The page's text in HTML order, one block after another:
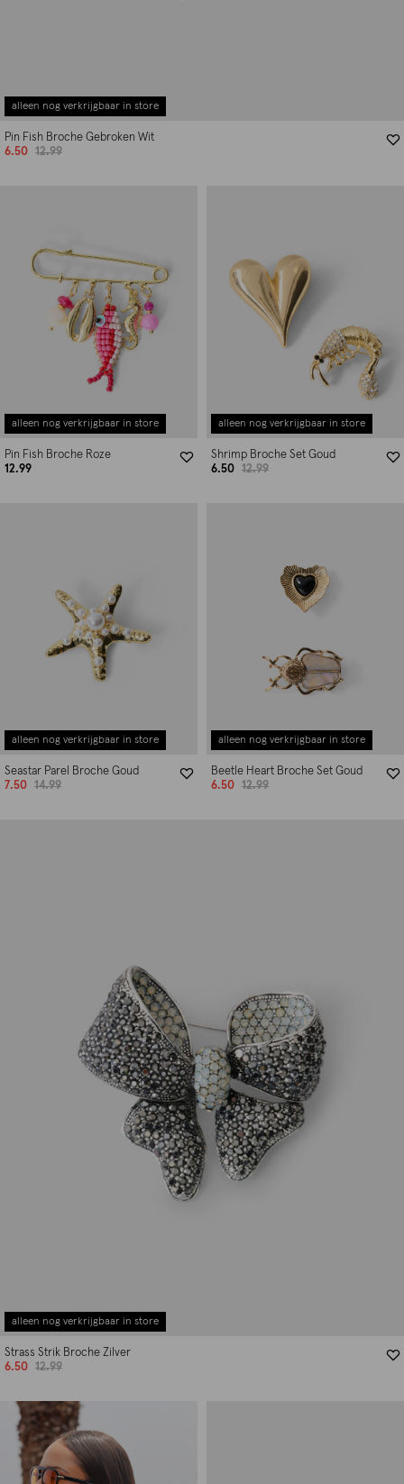
alleen nog verkrijgbaar in store
Pin Fish Broche Gebroken Wit
6.50
12.99
alleen nog verkrijgbaar in store
Pin Fish Broche Roze
12.99
alleen nog verkrijgbaar in store
Shrimp Broche Set Goud
6.50
12.99
alleen nog verkrijgbaar in store
Seastar Parel Broche Goud
7.50
14.99
alleen nog verkrijgbaar in store
Beetle Heart Broche Set Goud
6.50
12.99
alleen nog verkrijgbaar in store
Strass Strik Broche Zilver
6.50
12.99